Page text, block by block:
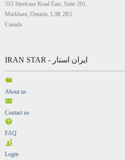
315 Steelcase Road East, Suite 201,
Markham, Ontario, L3R 2R5
Canada
IRAN STAR - ایران استار
About us
Contact us
FAQ
Login